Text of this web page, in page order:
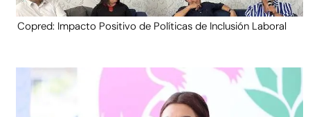
Copred: Impacto Positivo de Políticas de Inclusión Laboral